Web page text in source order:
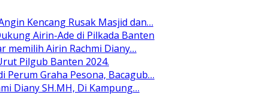
Kencang Rusak Masjid dan…
Airin-Ade di Pilkada Banten
memilih Airin Rachmi Diany…
Pilgub Banten 2024.
Perum Graha Pesona, Bacagub…
Diany SH.MH, Di Kampung…